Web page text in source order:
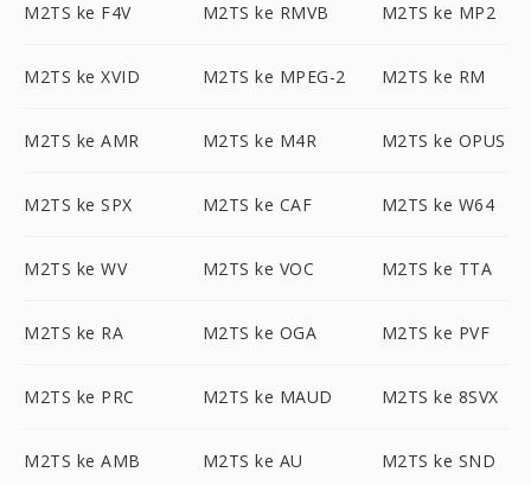
M2TS ke F4V M2TS ke RMVB M2TS ke MP2
M2TS ke XVID M2TS ke MPEG-2 M2TS ke RM
M2TS ke AMR M2TS ke M4R M2TS ke OPUS
M2TS ke SPX M2TS ke CAF M2TS ke W64
M2TS ke WV M2TS ke VOC M2TS ke TTA
M2TS ke RA M2TS ke OGA M2TS ke PVF
M2TS ke PRC M2TS ke MAUD M2TS ke 8SVX
M2TS ke AMB M2TS ke AU M2TS ke SND